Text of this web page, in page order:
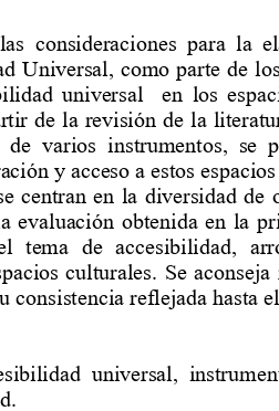
las  consideraciones para  la
Universal, como parte de
universal en los
de la revisión de la
de  varios  instrumentos,  se
y acceso a estos
centran en la diversidad de
evaluación obtenida  en  la
tema  de  accesibilidad
culturales.  Se
consistencia reflejada hasta
universal,  instr